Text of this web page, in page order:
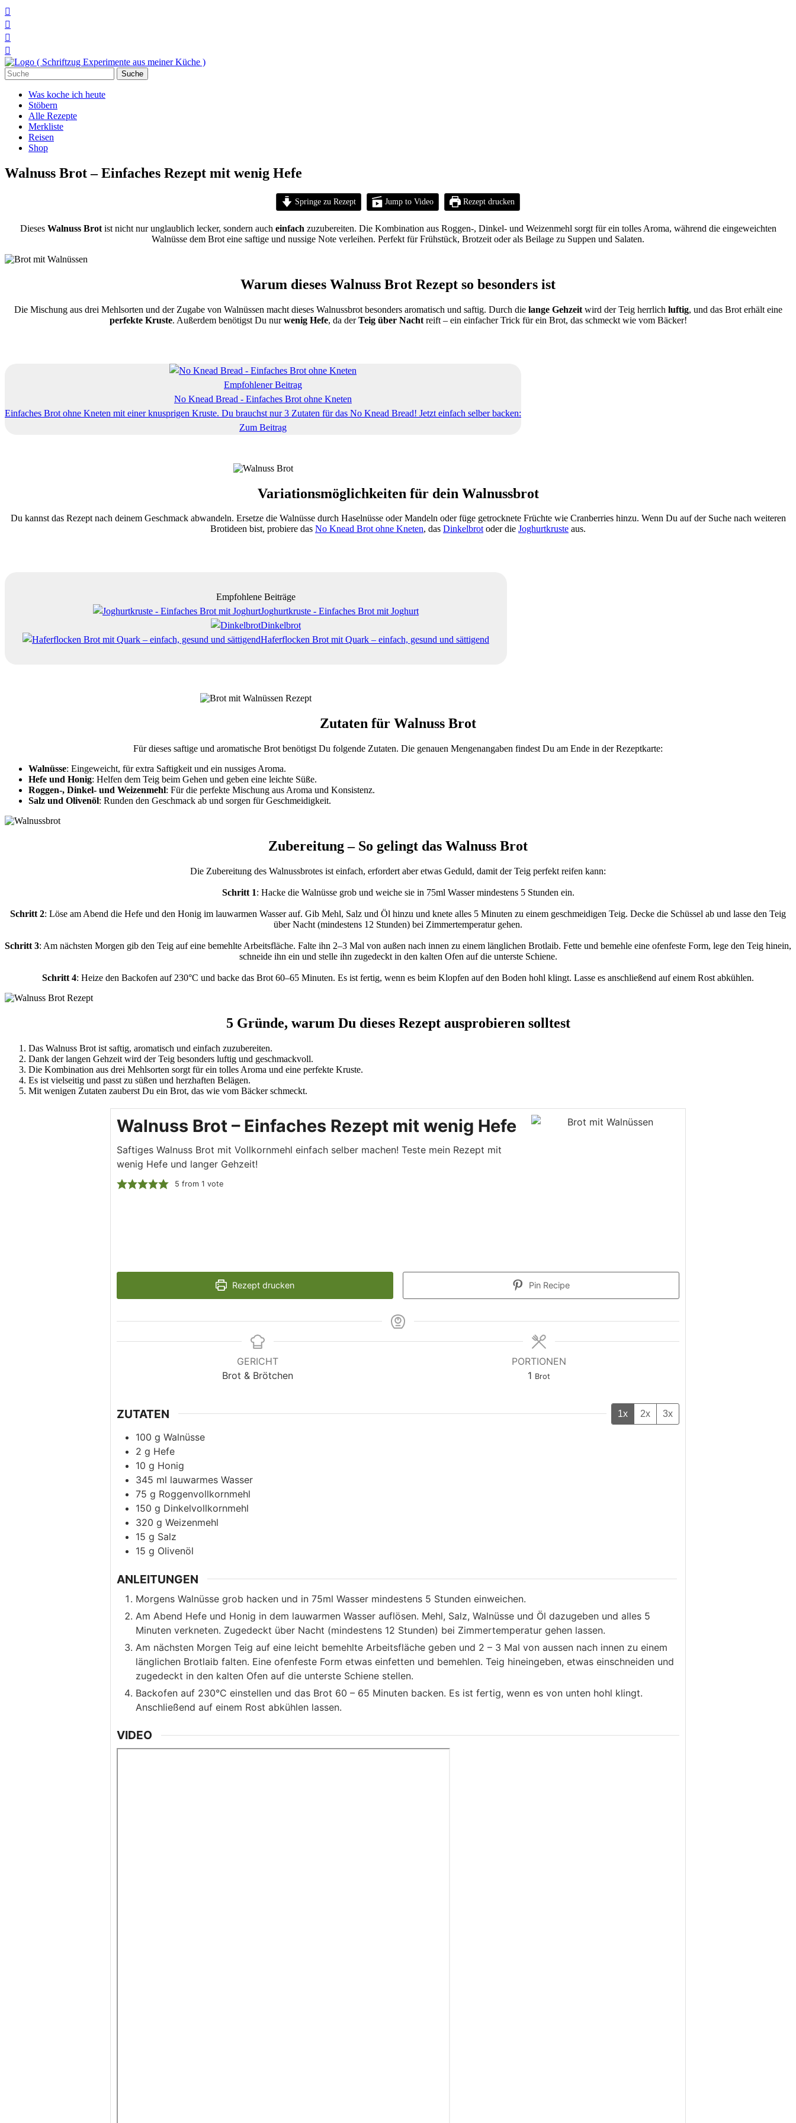




Suchen
nach:
Was koche ich heute
Stöbern
Alle Rezepte
Merkliste
Reisen
Shop
Walnuss Brot – Einfaches Rezept mit wenig Hefe
Springe zu Rezept Jump to Video Rezept drucken
Dieses Walnuss Brotist nicht nur unglaublich lecker, sondern auch einfach zuzubereiten. Die Kombination aus Roggen-, Dinkel- und Weizenmehl sorgt für ein tolles Aroma, während die eingeweichten
Walnüsse dem Brot eine saftige und nussige Note verleihen. Perfekt für Frühstück, Brotzeit oder als Beilage zu Suppen und Salaten.
Warum dieses Walnuss Brot Rezept so besonders ist
Die Mischung aus drei Mehlsorten und der Zugabe von Walnüssen macht dieses Walnussbrot besonders aromatisch und saftig. Durch dielange Gehzeitwird der Teig herrlich luftig, und das Brot erhält eine
perfekte Kruste. Außerdem benötigst Du nurwenig Hefe, da derTeig über Nachtreift – ein einfacher Trick für ein Brot, das schmeckt wie vom Bäcker!
Empfohlener Beitrag
No Knead Bread - Einfaches Brot ohne Kneten
Einfaches Brot ohne Kneten mit einer knusprigen Kruste. Du brauchst nur 3 Zutaten für das No Knead Bread! Jetzt einfach selber backen:
Zum Beitrag
Variationsmöglichkeiten für dein Walnussbrot
Du kannst das Rezept nach deinem Geschmack abwandeln. Ersetze die Walnüsse durch Haselnüsse oder Mandeln oder füge getrocknete Früchte wie Cranberries hinzu. Wenn Du auf der Suche nach weiteren
Brotideen bist, probiere das No Knead Brot ohne Kneten, das Dinkelbrotoder die Joghurtkruste aus.
Empfohlene Beiträge
Joghurtkruste - Einfaches Brot mit Joghurt
Dinkelbrot
Haferflocken Brot mit Quark – einfach, gesund und sättigend
Zutaten für Walnuss Brot
Für dieses saftige und aromatische Brot benötigst Du folgende Zutaten. Die genauen Mengenangaben findest Du am Ende in der Rezeptkarte:
Walnüsse: Eingeweicht, für extra Saftigkeit und ein nussiges Aroma.
Hefe und Honig: Helfen dem Teig beim Gehen und geben eine leichte Süße.
Roggen-, Dinkel- und Weizenmehl: Für die perfekte Mischung aus Aroma und Konsistenz.
Salz und Olivenöl: Runden den Geschmack ab und sorgen für Geschmeidigkeit.
Zubereitung – So gelingt das Walnuss Brot
Die Zubereitung des Walnussbrotes ist einfach, erfordert aber etwas Geduld, damit der Teig perfekt reifen kann:
Schritt 1: Hacke die Walnüsse grob und weiche sie in 75ml Wasser mindestens 5 Stunden ein.
Schritt 2: Löse am Abend die Hefe und den Honig im lauwarmen Wasser auf. Gib Mehl, Salz und Öl hinzu und knete alles 5 Minuten zu einem geschmeidigen Teig. Decke die Schüssel ab und lasse den Teig
über Nacht (mindestens 12 Stunden) bei Zimmertemperatur gehen.
Schritt 3: Am nächsten Morgen gib den Teig auf eine bemehlte Arbeitsfläche. Falte ihn 2–3 Mal von außen nach innen zu einem länglichen Brotlaib. Fette und bemehle eine ofenfeste Form, lege den Teig hinein,
schneide ihn ein und stelle ihn zugedeckt in den kalten Ofen auf die unterste Schiene.
Schritt 4: Heize den Backofen auf 230°C und backe das Brot 60–65 Minuten. Es ist fertig, wenn es beim Klopfen auf den Boden hohl klingt. Lasse es anschließend auf einem Rost abkühlen.
5 Gründe, warum Du dieses Rezept ausprobieren solltest
Das Walnuss Brot ist saftig, aromatisch und einfach zuzubereiten.
Dank der langen Gehzeit wird der Teig besonders luftig und geschmackvoll.
Die Kombination aus drei Mehlsorten sorgt für ein tolles Aroma und eine perfekte Kruste.
Es ist vielseitig und passt zu süßen und herzhaften Belägen.
Mit wenigen Zutaten zauberst Du ein Brot, das wie vom Bäcker schmeckt.
Walnuss Brot – Einfaches Rezept mit wenig Hefe
Saftiges Walnuss Brot mit Vollkornmehl einfach selber machen! Teste mein Rezept mit
wenig Hefe und langer Gehzeit!
5 from 1 vote
Rezept drucken Pin Recipe
GERICHT
Brot & Brötchen
PORTIONEN
1 Brot
ZUTATEN 1x 2x 3x
100 g Walnüsse
2 g Hefe
10 g Honig
345 ml lauwarmes Wasser
75 g Roggenvollkornmehl
150 g Dinkelvollkornmehl
320 g Weizenmehl
15 g Salz
15 g Olivenöl
ANLEITUNGEN
Morgens Walnüsse grob hacken und in 75ml Wasser mindestens 5 Stunden einweichen.
Am Abend Hefe und Honig in dem lauwarmen Wasser auflösen. Mehl, Salz, Walnüsse und Öl dazugeben und alles 5
Minuten verkneten. Zugedeckt über Nacht (mindestens 12 Stunden) bei Zimmertemperatur gehen lassen.
Am nächsten Morgen Teig auf eine leicht bemehlte Arbeitsfläche geben und 2 – 3 Mal von aussen nach innen zu einem
länglichen Brotlaib falten. Eine ofenfeste Form etwas einfetten und bemehlen. Teig hineingeben, etwas einschneiden und
zugedeckt in den kalten Ofen auf die unterste Schiene stellen.
Backofen auf 230°C einstellen und das Brot 60 – 65 Minuten backen. Es ist fertig, wenn es von unten hohl klingt.
Anschließend auf einem Rost abkühlen lassen.
VIDEO